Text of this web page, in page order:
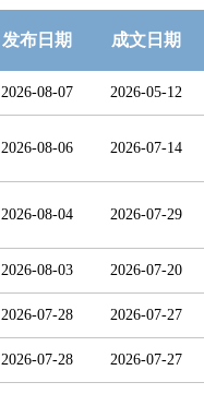
发布日期 成文日期
2026-08-07 2026-05-12
2026-08-06 2026-07-14
2026-08-04 2026-07-29
2026-08-03 2026-07-20
2026-07-28 2026-07-27
2026-07-28 2026-07-27